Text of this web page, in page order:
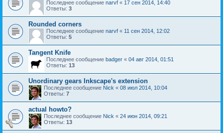
Последнее сообщение narvf « 17 сен 2014, 14:40
Ответы: 3
Rounded corners
Последнее сообщение narvf « 11 сен 2014, 12:02
Ответы: 5
Tangent Knife
Последнее сообщение badger « 04 авг 2014, 01:51
Ответы: 13
Unordinary gears Inkscape's extension
Последнее сообщение Nick « 08 июл 2014, 10:04
Ответы: 7
actual howto?
Последнее сообщение Nick « 24 июн 2014, 09:21
Ответы: 13